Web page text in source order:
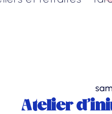
Atelier